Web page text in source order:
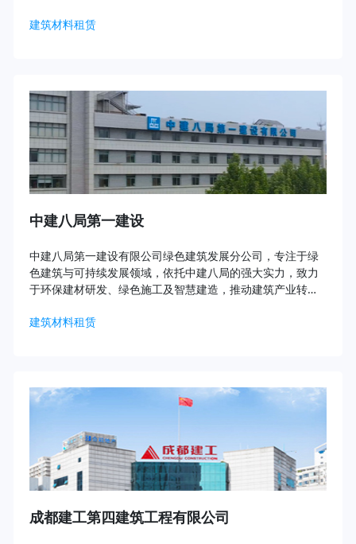
态建设贡献力量。
建筑材料租赁
中建八局第一建设
中建八局第一建设有限公司绿色建筑发展分公司，专注于绿
色建筑与可持续发展领域，依托中建八局的强大实力，致力
于环保建材研发、绿色施工及智慧建造，推动建筑产业转型
建筑材料租赁
成都建工第四建筑工程有限公司